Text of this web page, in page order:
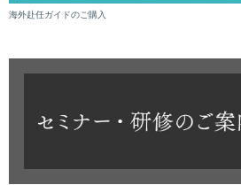
海外赴任ガイドのご購入